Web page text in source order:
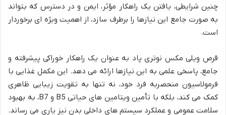
چنین شرایطی، یافتن یک راهکار مؤثر، ایمن و در دسترس که بتواند
به صورت جامع این نیازها را برطرف سازد، از اهمیت ویژه ای برخوردار
است.
قرص ویلی مکس نوتری پاد به عنوان یک راهکار خوراکی پیشرفته و
جامع، پاسخی علمی به این نیازها ارائه می دهد. این مکمل غذایی با
فرمولاسیون منحصربه فرد خود، نه تنها به تقویت زیبایی ظاهری
کمک می کند، بلکه با تأمین ویتامین های حیاتی B5 و B7، به بهبود
سلامت عمومی و عملکرد سیستم های داخلی بدن نیز یاری می رساند.